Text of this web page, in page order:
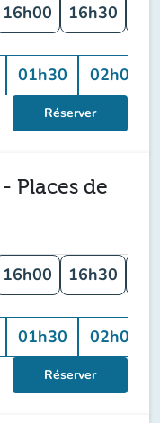
16h00 16h30
01h30 02h00
Réserver
Places de
16h00 16h30
01h30 02h00
Réserver